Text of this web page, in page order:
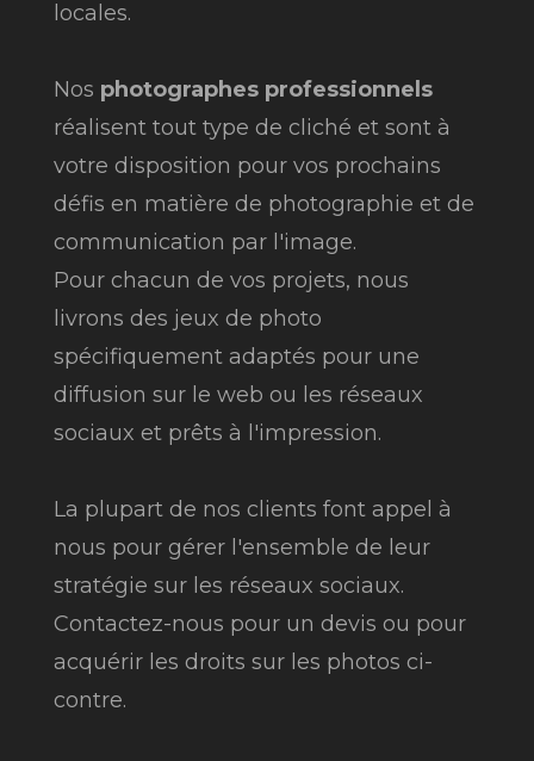
locales.
Nos photographes professionnels
réalisent tout type de cliché et sont à
votre disposition pour vos prochains
défis en matière de photographie et de
communication par l'image.
Pour chacun de vos projets, nous
livrons des jeux de photo
spécifiquement adaptés pour une
diffusion sur le web ou les réseaux
sociaux et prêts à l'impression.
La plupart de nos clients font appel à
nous pour gérer l'ensemble de leur
stratégie sur les réseaux sociaux.
Contactez-nous pour un devis ou pour
acquérir les droits sur les photos ci-
contre.